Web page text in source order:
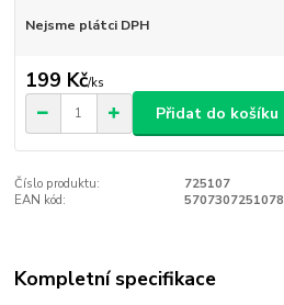
Nejsme plátci DPH
199 Kč/ks
Přidat do košíku
Číslo produktu:
725107
EAN kód:
5707307251078
Kompletní specifikace